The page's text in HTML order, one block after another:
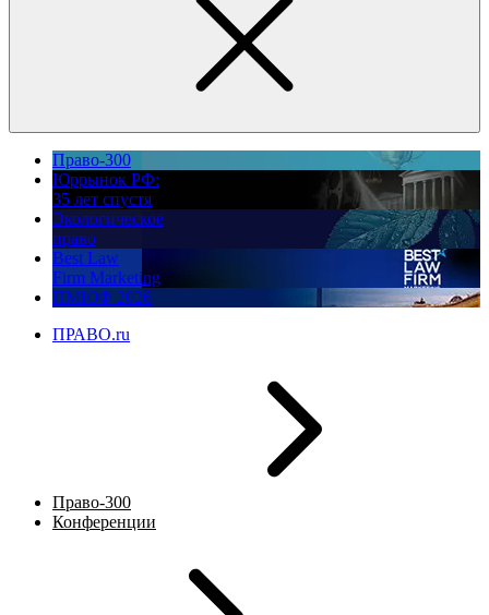
Право-300
Юррынок РФ:
35 лет спустя
Экологическое
право
Best Law
Firm Marketing
ПМЮФ 2026
ПРАВО.ru
Право-300
Конференции